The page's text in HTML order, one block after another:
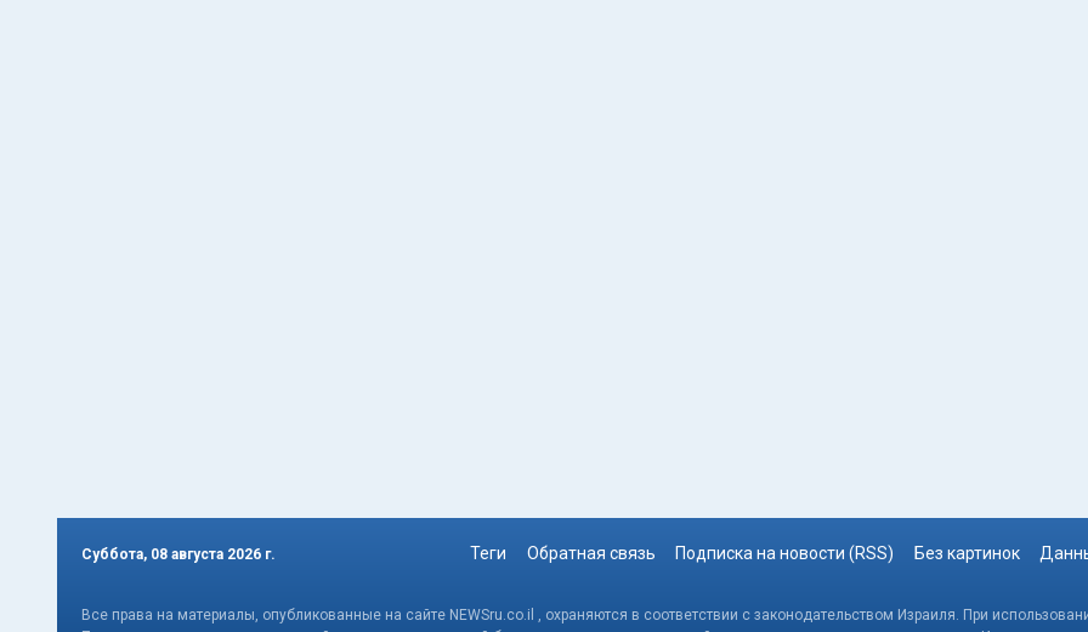
Суббота, 08 августа 2026 г. Теги Обратная связь Подписка на новости (RSS) Без картинок
Все права на материалы, опубликованные на сайте NEWSru.co.il , охраняются в соответствии с законодательством Израиля. При